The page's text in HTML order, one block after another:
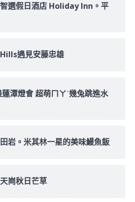
智選假日酒店 Holiday Inn。平
Hills遇見安藤忠雄
蓮潭燈會 超萌ㄇㄚˊ幾兔跳進水
田岩。米其林一星的美味鰻魚飯
崗秋日芒草